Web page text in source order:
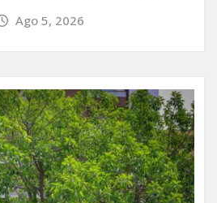
Ago 5, 2026